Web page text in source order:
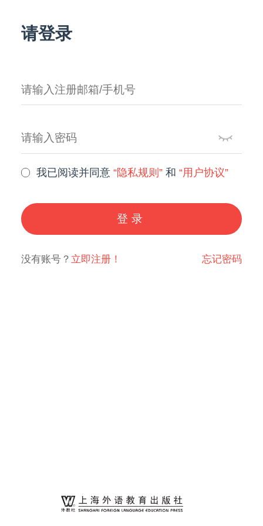
请登录
我已阅读并同意“隐私规则” 和“用户协议”
登录
没有账号？ 立即注册！ 忘记密码